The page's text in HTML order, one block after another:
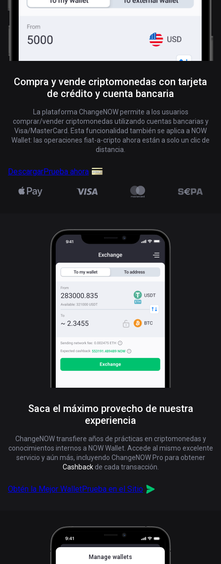
Compra y vende criptomonedas con tarjeta
de crédito y cuenta bancaria
La plataforma ChangeNOW permite a los usuarios
comprar/vender criptomonedas utilizando cuentas bancarias y
Visa/MasterCard. Esta funcionalidad también se aplica a NOW
Wallet: las operaciones fiat-a-cripto ahora están a solo un clic de
distancia.
DescargarPrueba ahora
Saca el máximo provecho de nuestra
experiencia
ChangeNOW transfiere años de prácticas en criptomonedas y
conocimientos internos a NOW Wallet. Accede al mismo excelente
servicio y aún más, incluyendo ChangeNOW Pro para obtener
Cashbackde cada transacción.
Obtén la Mejor WalletPrueba en el Sitio
Manage wallets